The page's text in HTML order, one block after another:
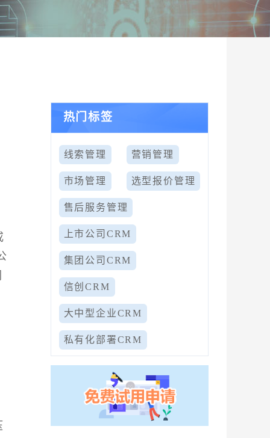
热门标签
线索管理 营销管理
市场管理 选型报价管理
售后服务管理
上市公司CRM
集团公司CRM
信创CRM
大中型企业CRM
私有化部署CRM